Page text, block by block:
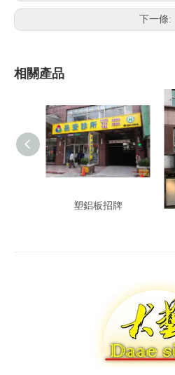
下一條:
相關產品
塑鋁板招牌